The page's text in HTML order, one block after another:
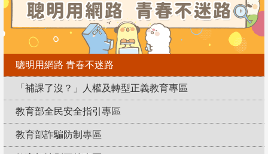
聰明用網路 青春不迷路
「補課了沒？」人權及轉型正義教育專區
教育部全民安全指引專區
教育部詐騙防制專區